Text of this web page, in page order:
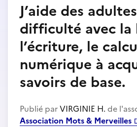
J’aide des
difficulté avec la
l’écriture, le
numérique à
savoirs de base.
Publié parVIRGINIE H. de
Association Mots & Merveilles